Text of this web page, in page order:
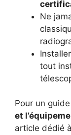
Ne
tout
Pour un
et
article dédié